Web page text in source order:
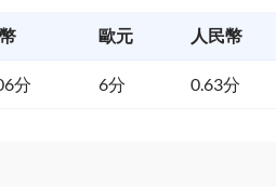
歐元 人民幣
分 6分 0.63分